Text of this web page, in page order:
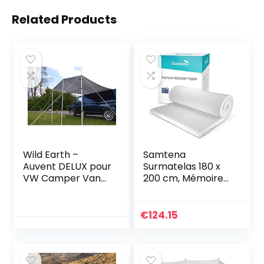
Related Products
Wild Earth –
Auvent DELUX pour
VW Camper Van
Samtena
Surmatelas 180 x
200 cm, Mémoire
«Edition Standard,
camp, sur-
€124.15